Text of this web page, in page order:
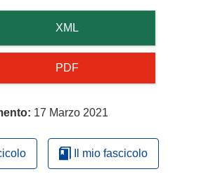
XML
PDF
17 Marzo 2021
Il mio fascicolo